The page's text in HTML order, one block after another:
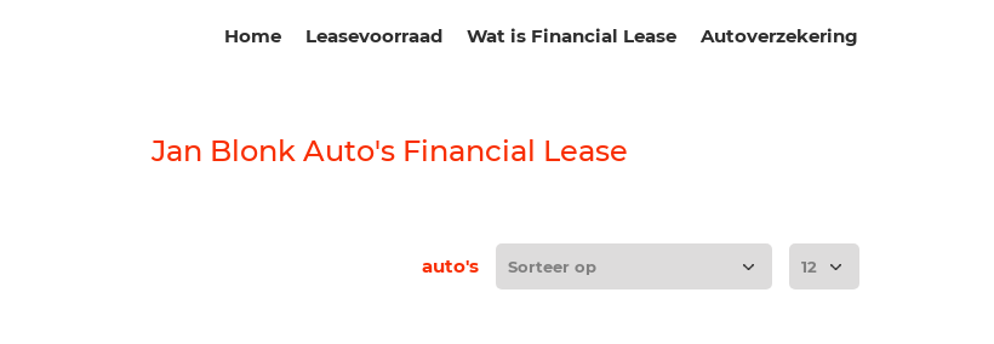
Home Leasevoorraad Wat is Financial Lease Autoverzekering
Jan Blonk Auto's Financial Lease
auto's